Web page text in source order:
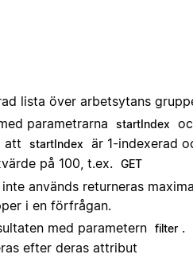
lista över arbetsytans
parametrarna
startIndex
att startIndex
är 1-indexerad
på 100, t.ex. GET
används returneras
i en förfrågan.
med parametern filter .
efter deras attribut